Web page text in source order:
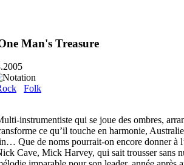
Man's Treasure
Folk
instrumentiste qui se joue des ombres,
ce qu’il touche en harmonie,
Que de noms pourrait-on encore donner à
Cave, Mick Harvey, qui sait trousser sans